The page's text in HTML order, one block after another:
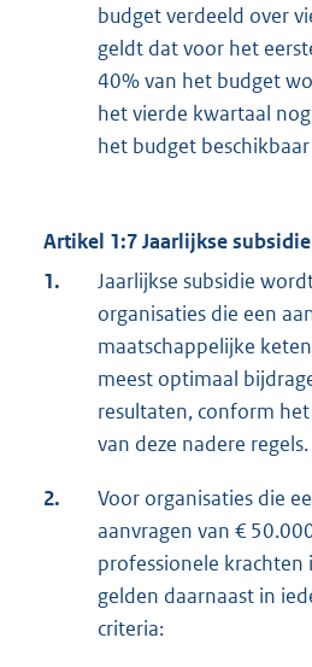
budget verdeeld over
geldt dat voor het
40% van het budget
het vierde kwartaal
het budget
Artikel 1:7 Jaarlijkse subsidie
1.
Jaarlijkse subsidie
organisaties die een
maatschappelijke
meest optimaal
resultaten, conform
van deze nadere regels.
2.
Voor organisaties die
aanvragen van €
professionele
gelden daarnaast in
criteria: